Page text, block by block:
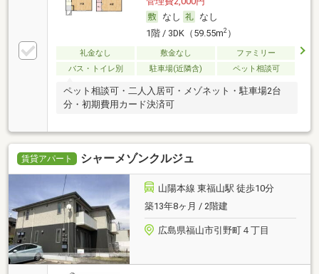
なし
なし
1階 / 3DK（59.55m2）
礼金なし 敷金なし
ファミリー
バス・トイレ別
駐車場(近隣含) ペット相談可
ペット相談可・二人入居可・メゾネット・駐車場2台
分・初期費用カード決済可
賃貸アパート シャーメゾンクルジュ
山陽本線 東福山駅 徒歩10分
築13年8ヶ月 / 2階建
広島県福山市引野町４丁目